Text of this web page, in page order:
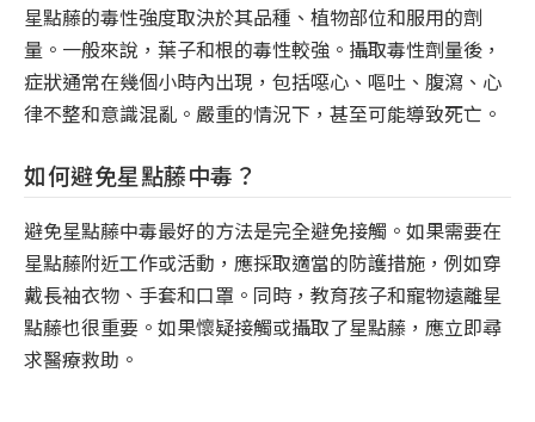
星點藤的毒性強度取決於其品種、植物部位和服用的劑
量。一般來說，葉子和根的毒性較強。攝取毒性劑量後，
症狀通常在幾個小時內出現，包括噁心、嘔吐、腹瀉、心
律不整和意識混亂。嚴重的情況下，甚至可能導致死亡。
如何避免星點藤中毒？
避免星點藤中毒最好的方法是完全避免接觸。如果需要在
星點藤附近工作或活動，應採取適當的防護措施，例如穿
戴長袖衣物、手套和口罩。同時，教育孩子和寵物遠離星
點藤也很重要。如果懷疑接觸或攝取了星點藤，應立即尋
求醫療救助。